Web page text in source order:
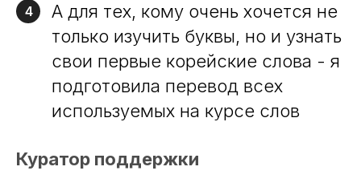
4
А для тех, кому очень хочется не
только изучить буквы, но и узнать
свои первые корейские слова - я
подготовила перевод всех
используемых на курсе слов
Куратор поддержки